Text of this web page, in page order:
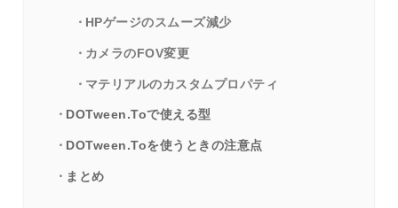
HPゲージのスムーズ減少
カメラのFOV変更
マテリアルのカスタムプロパティ
DOTween.Toで使える型
DOTween.Toを使うときの注意点
まとめ